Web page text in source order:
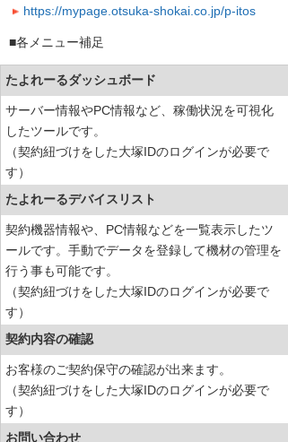
https://mypage.otsuka-shokai.co.jp/p-itos
■各メニュー補足
たよれーるダッシュボード
サーバー情報やPC情報など、稼働状況を可視化
したツールです。
（契約紐づけをした大塚IDのログインが必要で
す）
たよれーるデバイスリスト
契約機器情報や、PC情報などを一覧表示したツ
ールです。手動でデータを登録して機材の管理を
行う事も可能です。
（契約紐づけをした大塚IDのログインが必要で
す）
契約内容の確認
お客様のご契約保守の確認が出来ます。
（契約紐づけをした大塚IDのログインが必要で
す）
お問い合わせ